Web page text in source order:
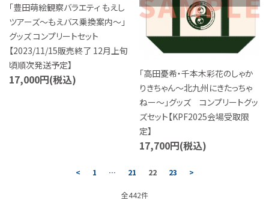
「豊田萌絵観察バラエティ もえし
ツアーズ～もえバス乗換案内～」
グッズ コンプリートセット
【2023/11/15販売終了 12月上旬
頃順次発送予定】
17,000円(税込)
「高田憂希・千本木彩花のしゃか
りきちゃん〜北九州にきたっちゃ
ねー〜」グッズ コンプリートグッ
ズセット【KPF2025会場受取限
定】
17,700円(税込)
< 1 … 21 22 23 >
全442件